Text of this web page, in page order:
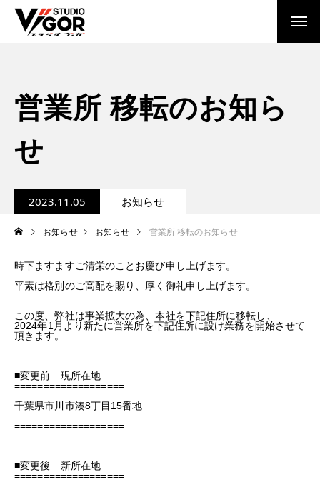
ホーム
事業内容
営業所 移転のお知ら
せ
2023.11.05 お知らせ
お知らせ お知らせ 営業所 移転のお知らせ
時下ますますご清栄のことお慶び申し上げます。
平素は格別のご高配を賜り、厚く御礼申し上げます。
この度、弊社は事業拡大の為、本社を下記住所に移転し、
2024年1月より新たに営業所を下記住所に設け業務を開始させて
頂きます。
■変更前 現所在地
===================
千葉県市川市湊8丁目15番地
===================
■変更後 新所在地
===================